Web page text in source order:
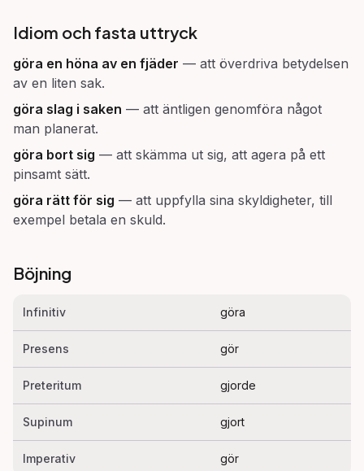
Idiom och fasta uttryck
göra en höna av en fjäder — att överdriva betydelsen
av en liten sak.
göra slag i saken — att äntligen genomföra något
man planerat.
göra bort sig — att skämma ut sig, att agera på ett
pinsamt sätt.
göra rätt för sig — att uppfylla sina skyldigheter, till
exempel betala en skuld.
Böjning
Infinitiv göra
Presens gör
Preteritum gjorde
Supinum gjort
Imperativ gör